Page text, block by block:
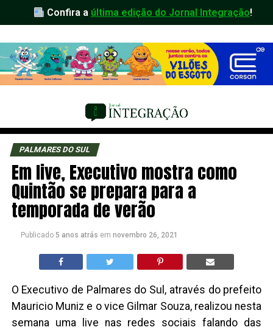
Confira a última edição do Jornal Integração!
PALMARES DO SUL
Em live, Executivo mostra como
Quintão se prepara para a
temporada de verão
Publicado 5 anos atrás em novembro 26, 2021
O Executivo de Palmares do Sul, através do prefeito
Mauricio Muniz e o vice Gilmar Souza, realizou nesta
semana uma live nas redes sociais falando das